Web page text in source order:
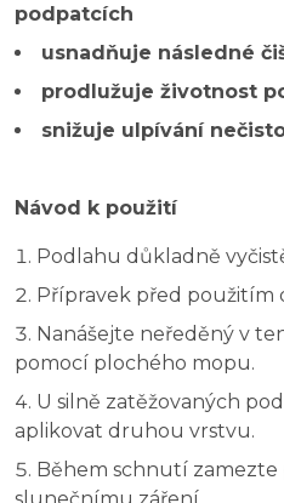
podpatcích
usnadňuje následné
prodlužuje životnost
snižuje ulpívání
Návod k použití
Podlahu důkladně
Přípravek před použitím
Nanášejte neředěný v
pomocí plochého mopu.
U silně zatěžovaných
aplikovat druhou vrstvu.
Během schnutí
slunečnímu záření.